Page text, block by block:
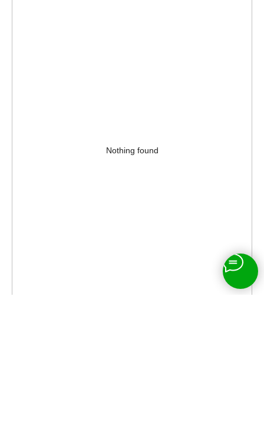
Nothing found